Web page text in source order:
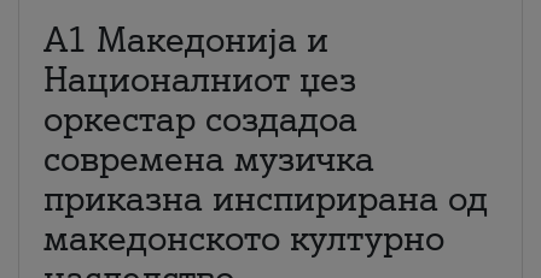
А1 Македонија и
Националниот џез
оркестар создадоа
современа музичка
приказна инспирирана од
македонското културно